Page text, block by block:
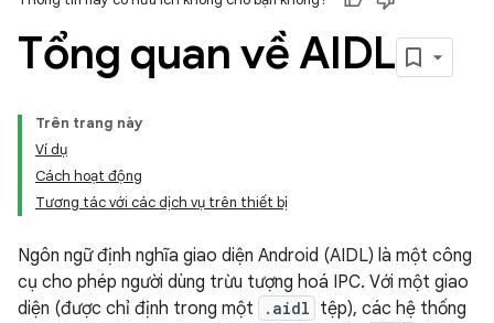
Tổng quan về AIDL
Trên trang này
Ví dụ
Cách hoạt động
Tương tác với các dịch vụ trên thiết bị
Ngôn ngữ định nghĩa giao diện Android (AIDL) là một công
cụ cho phép người dùng trừu tượng hoá IPC. Với một giao
diện (được chỉ định trong một
.aidl tệp), các hệ thống